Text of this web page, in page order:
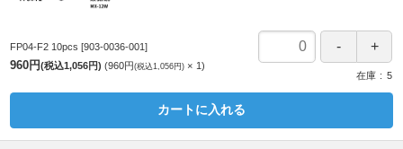
FP04-F2 10pcs [903-0036-001]
960円(税込1,056円) 960円(税込1,056円)
1
在庫
5
カートに入れる